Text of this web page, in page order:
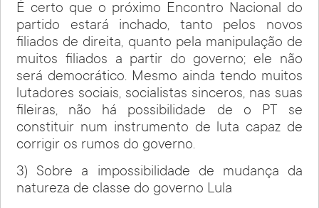
É certo que o próximo Encontro Nacional do
partido estará inchado, tanto pelos novos
filiados de direita, quanto pela manipulação de
muitos filiados a partir do governo; ele não
será democrático. Mesmo ainda tendo muitos
lutadores sociais, socialistas sinceros, nas suas
fileiras, não há possibilidade de o PT se
constituir num instrumento de luta capaz de
corrigir os rumos do governo.
3) Sobre a impossibilidade de mudança da
natureza de classe do governo Lula